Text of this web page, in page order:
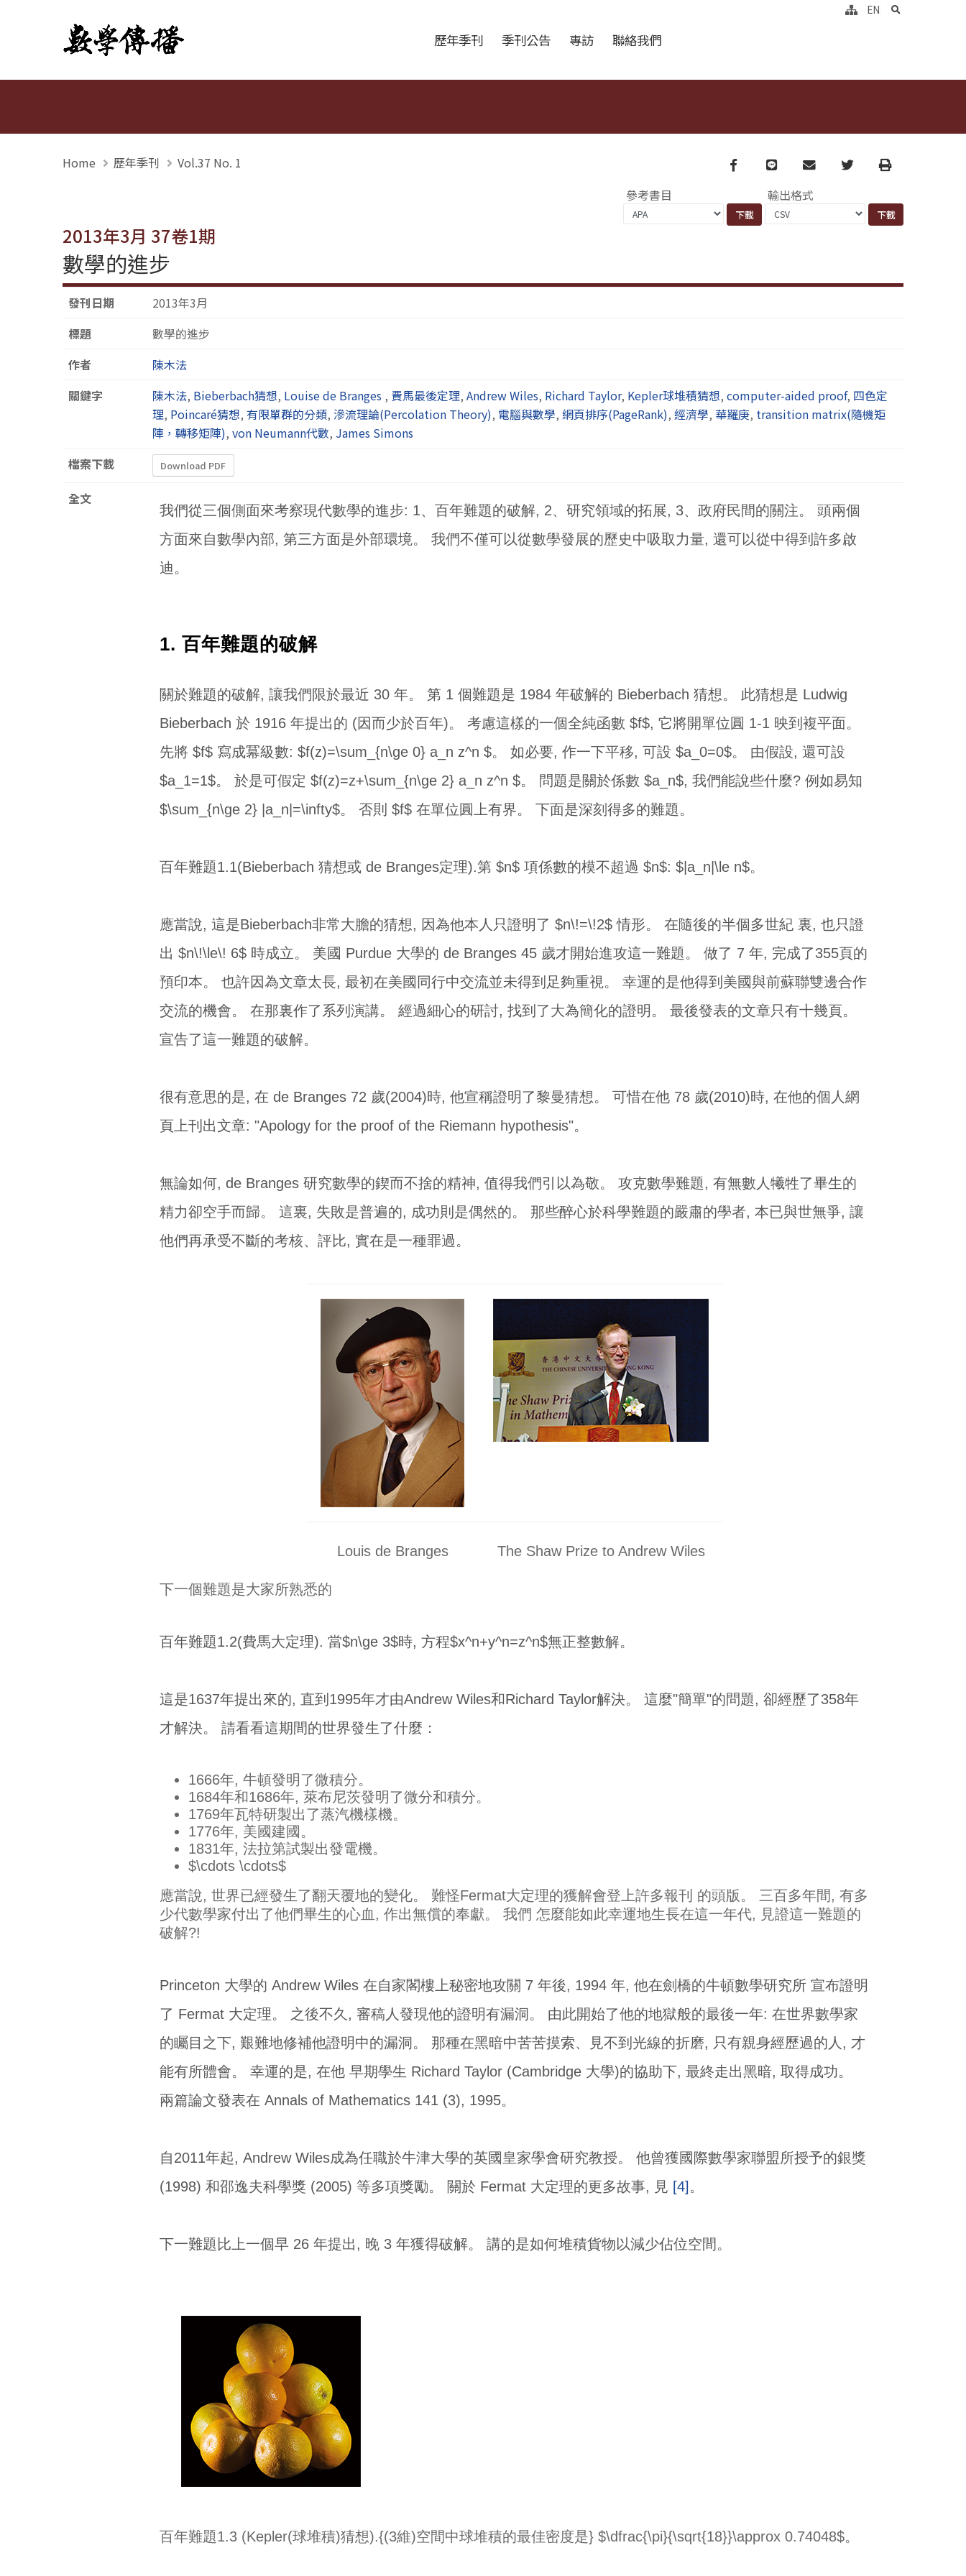
數學傳播 歷年季刊 季刊公告 專訪 聯絡我們
EN search
Home 歷年季刊 Vol.37 No. 1 Facebook
line email TwitterPrint
參考書目 輸出格式
2013年3月 37卷1期
數學的進步
發刊日期
2013年3月
標題
數學的進步
作者
陳木法
關鍵字
陳木法, Bieberbach猜想, Louise de Branges , 費馬最後定理, Andrew Wiles, Richard Taylor, Kepler球堆積猜想, computer-aided proof, 四色定
理, Poincaré猜想, 有限單群的分類, 滲流理論(Percolation Theory), 電腦與數學, 網頁排序(PageRank), 經濟學, 華羅庚, transition matrix(隨機矩
陣，轉移矩陣), von Neumann代數, James Simons
檔案下載
Download PDF
全文
我們從三個側面來考察現代數學的進步: 1、百年難題的破解, 2、研究領域的拓展, 3、政府民間的關注。 頭兩個
方面來自數學內部, 第三方面是外部環境。 我們不僅可以從數學發展的歷史中吸取力量, 還可以從中得到許多啟
迪。
1. 百年難題的破解
關於難題的破解, 讓我們限於最近 30 年。 第 1 個難題是 1984 年破解的 Bieberbach 猜想。 此猜想是 Ludwig
Bieberbach 於 1916 年提出的 (因而少於百年)。 考慮這樣的一個全純函數 $f$, 它將開單位圓 1-1 映到複平面。
先將 $f$ 寫成冪級數: $f(z)=\sum_{n\ge 0} a_n z^n $。 如必要, 作一下平移, 可設 $a_0=0$。 由假設, 還可設
$a_1=1$。 於是可假定 $f(z)=z+\sum_{n\ge 2} a_n z^n $。 問題是關於係數 $a_n$, 我們能說些什麼? 例如易知
$\sum_{n\ge 2} |a_n|=\infty$。 否則 $f$ 在單位圓上有界。 下面是深刻得多的難題。
百年難題1.1(Bieberbach 猜想或 de Branges定理).第 $n$ 項係數的模不超過 $n$: $|a_n|\le n$。
應當說, 這是Bieberbach非常大膽的猜想, 因為他本人只證明了 $n\!=\!2$ 情形。 在隨後的半個多世紀 裏, 也只證
出 $n\!\le\! 6$ 時成立。 美國 Purdue 大學的 de Branges 45 歲才開始進攻這一難題。 做了 7 年, 完成了355頁的
預印本。 也許因為文章太長, 最初在美國同行中交流並未得到足夠重視。 幸運的是他得到美國與前蘇聯雙邊合作
交流的機會。 在那裏作了系列演講。 經過細心的研討, 找到了大為簡化的證明。 最後發表的文章只有十幾頁。
宣告了這一難題的破解。
很有意思的是, 在 de Branges 72 歲(2004)時, 他宣稱證明了黎曼猜想。 可惜在他 78 歲(2010)時, 在他的個人網
頁上刊出文章: "Apology for the proof of the Riemann hypothesis"。
無論如何, de Branges 研究數學的鍥而不捨的精神, 值得我們引以為敬。 攻克數學難題, 有無數人犧牲了畢生的
精力卻空手而歸。 這裏, 失敗是普遍的, 成功則是偶然的。 那些醉心於科學難題的嚴肅的學者, 本已與世無爭, 讓
他們再承受不斷的考核、評比, 實在是一種罪過。
Louis de Branges The Shaw Prize to Andrew Wiles
下一個難題是大家所熟悉的
百年難題1.2(費馬大定理). 當$n\ge 3$時, 方程$x^n+y^n=z^n$無正整數解。
這是1637年提出來的, 直到1995年才由Andrew Wiles和Richard Taylor解決。 這麼"簡單"的問題, 卻經歷了358年
才解決。 請看看這期間的世界發生了什麼：
1666年, 牛頓發明了微積分。
1684年和1686年, 萊布尼茨發明了微分和積分。
1769年瓦特研製出了蒸汽機樣機。
1776年, 美國建國。
1831年, 法拉第試製出發電機。
$\cdots \cdots$
應當說, 世界已經發生了翻天覆地的變化。 難怪Fermat大定理的獲解會登上許多報刊 的頭版。 三百多年間, 有多
少代數學家付出了他們畢生的心血, 作出無償的奉獻。 我們 怎麼能如此幸運地生長在這一年代, 見證這一難題的
破解?!
Princeton 大學的 Andrew Wiles 在自家閣樓上秘密地攻關 7 年後, 1994 年, 他在劍橋的牛頓數學研究所 宣布證明
了 Fermat 大定理。 之後不久, 審稿人發現他的證明有漏洞。 由此開始了他的地獄般的最後一年: 在世界數學家
的矚目之下, 艱難地修補他證明中的漏洞。 那種在黑暗中苦苦摸索、見不到光線的折磨, 只有親身經歷過的人, 才
能有所體會。 幸運的是, 在他 早期學生 Richard Taylor (Cambridge 大學)的協助下, 最終走出黑暗, 取得成功。
兩篇論文發表在 Annals of Mathematics 141 (3), 1995。
自2011年起, Andrew Wiles成為任職於牛津大學的英國皇家學會研究教授。 他曾獲國際數學家聯盟所授予的銀獎
(1998) 和邵逸夫科學獎 (2005) 等多項獎勵。 關於 Fermat 大定理的更多故事, 見 [4] 。
下一難題比上一個早 26 年提出, 晚 3 年獲得破解。 講的是如何堆積貨物以減少佔位空間。
百年難題1.3 (Kepler(球堆積)猜想).{(3維)空間中球堆積的最佳密度是} $\dfrac{\pi}{\sqrt{18}}\approx 0.74048$。